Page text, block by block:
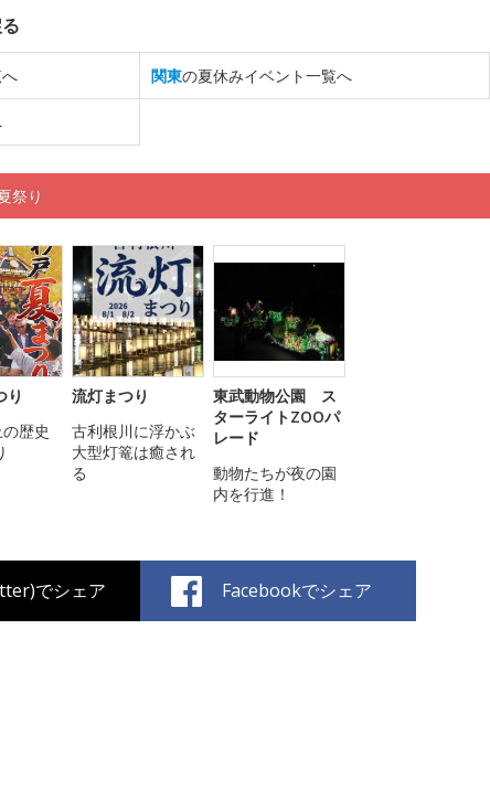
関東の夏休みイベント一覧へ
祭り
り
歴史
流灯まつり
古利根川に浮かぶ
大型灯篭は癒され
る
東武動物公園 ス
ターライトZOOパ
レード
動物たちが夜の園
内を行進！
でシェア Facebookでシェア